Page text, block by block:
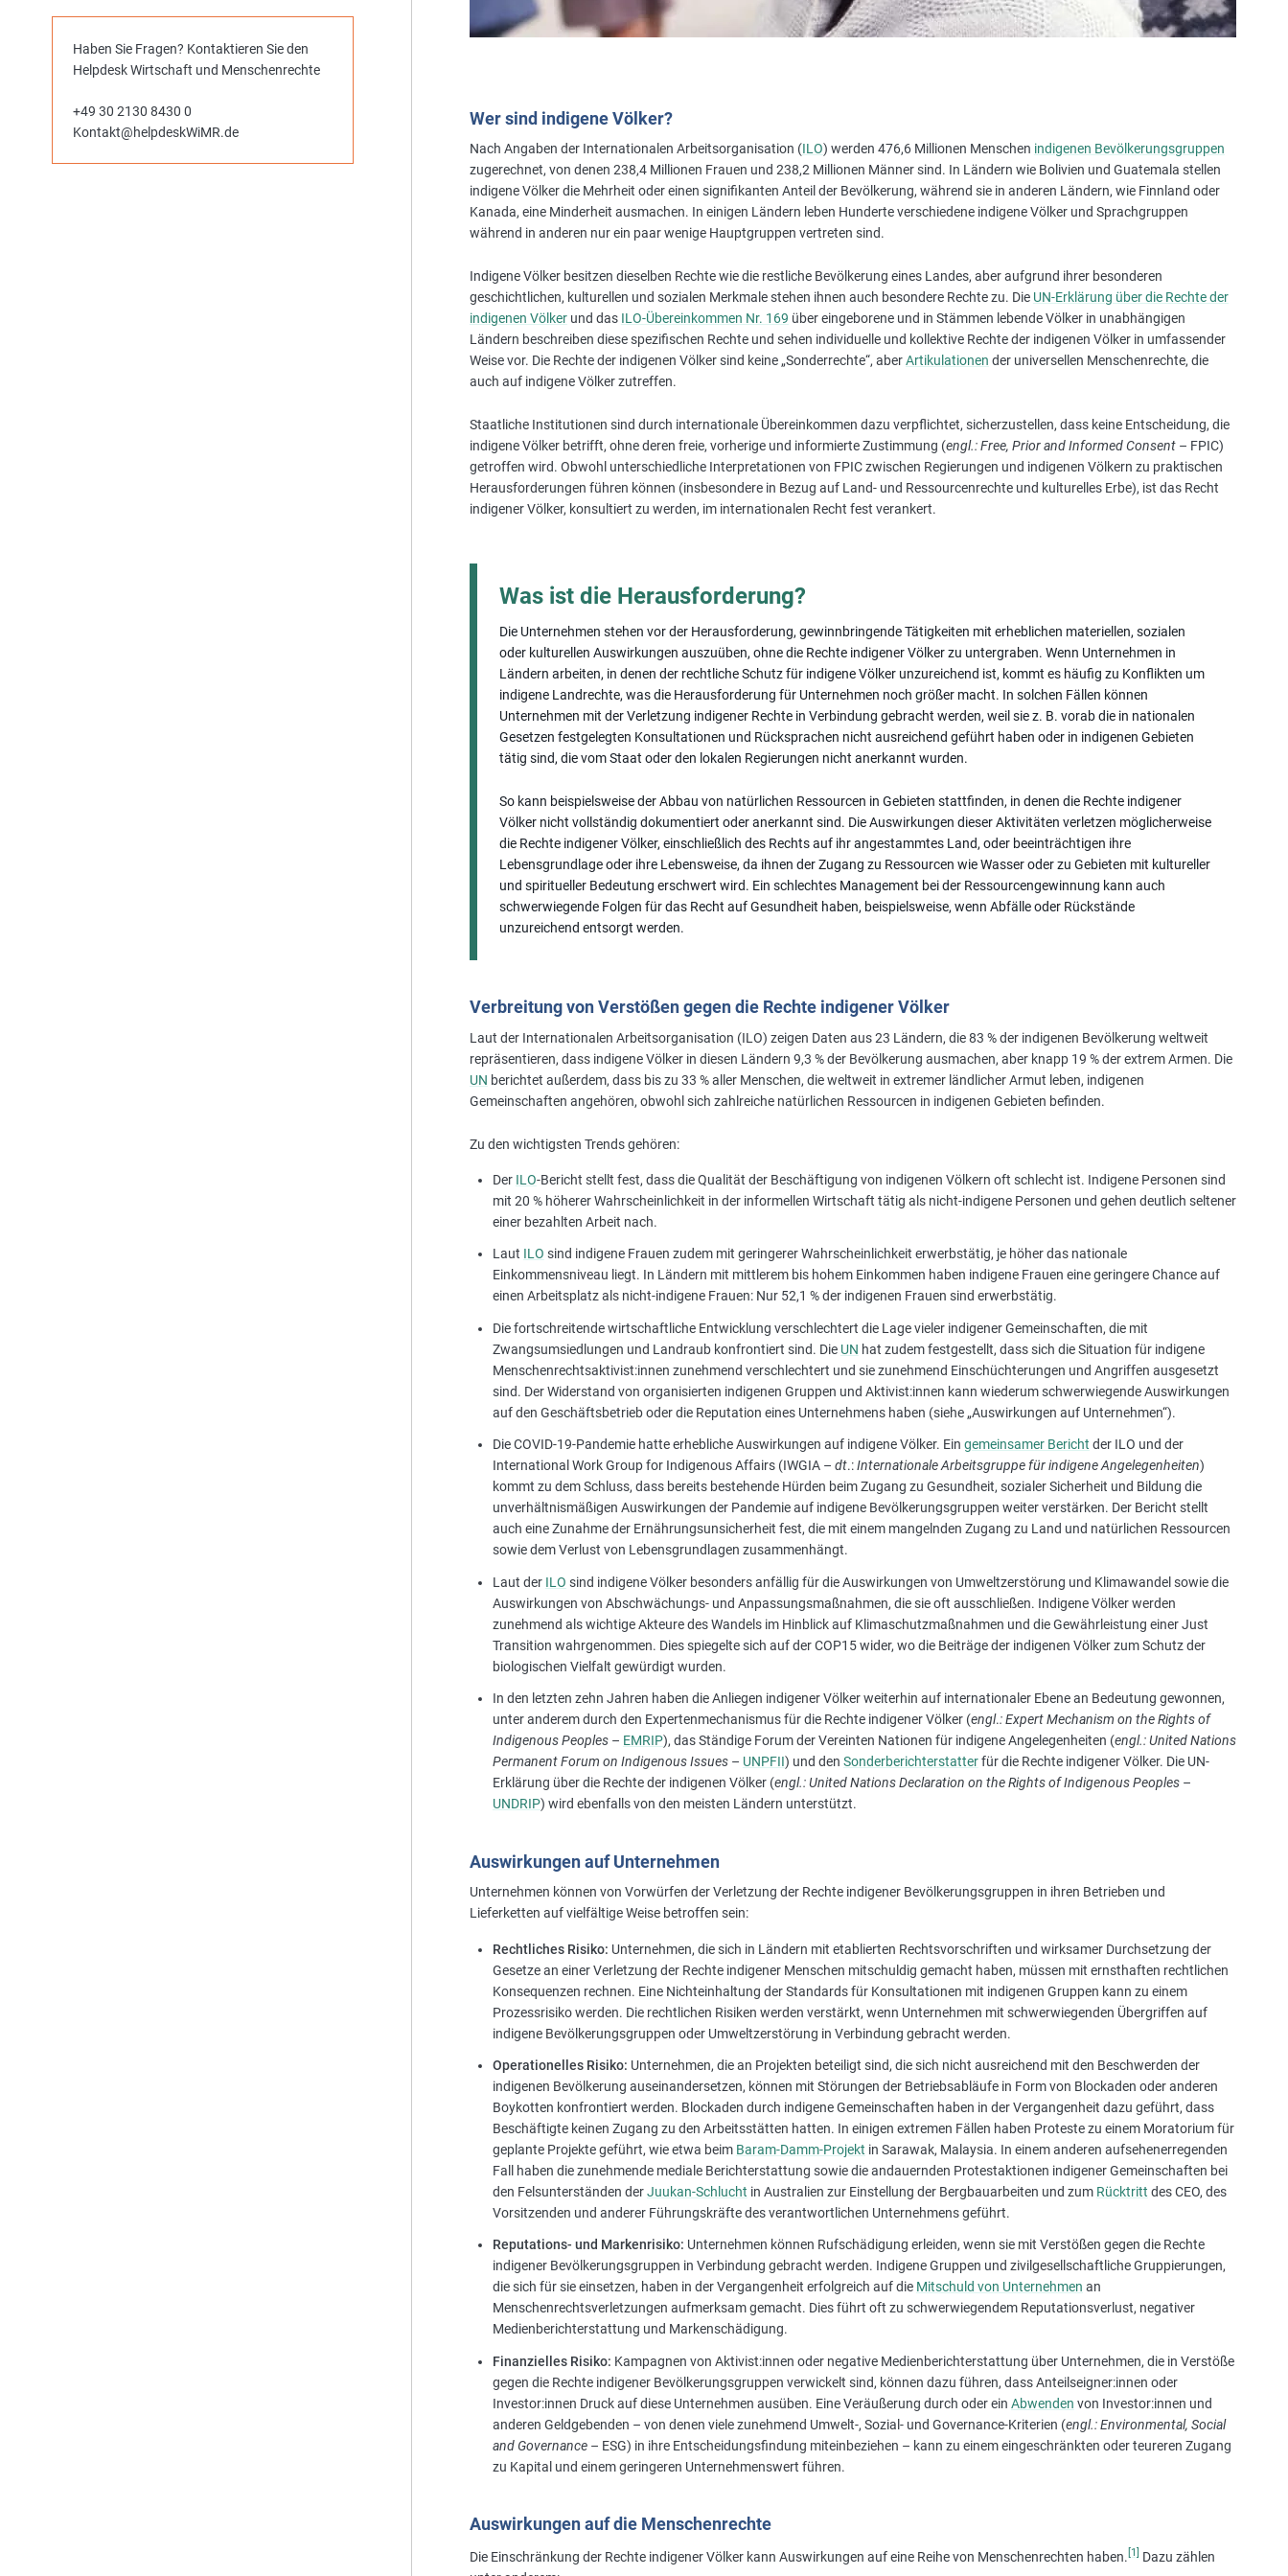
Haben Sie Fragen? Kontaktieren Sie den
Helpdesk Wirtschaft und Menschenrechte
+49 30 2130 8430 0
Kontakt@helpdeskWiMR.de
Wer sind indigene Völker?
Nach Angaben der Internationalen Arbeitsorganisation (ILO) werden 476,6 Millionen Menschen indigenen Bevölkerungsgruppen
zugerechnet, von denen 238,4 Millionen Frauen und 238,2 Millionen Männer sind. In Ländern wie Bolivien und Guatemala stellen
indigene Völker die Mehrheit oder einen signifikanten Anteil der Bevölkerung, während sie in anderen Ländern, wie Finnland oder
Kanada, eine Minderheit ausmachen. In einigen Ländern leben Hunderte verschiedene indigene Völker und Sprachgruppen
während in anderen nur ein paar wenige Hauptgruppen vertreten sind.
Indigene Völker besitzen dieselben Rechte wie die restliche Bevölkerung eines Landes, aber aufgrund ihrer besonderen
geschichtlichen, kulturellen und sozialen Merkmale stehen ihnen auch besondere Rechte zu. Die UN-Erklärung über die Rechte der
indigenen Völkerund das ILO-Übereinkommen Nr. 169 über eingeborene und in Stämmen lebende Völker in unabhängigen
Ländern beschreiben diese spezifischen Rechte und sehen individuelle und kollektive Rechte der indigenen Völker in umfassender
Weise vor. Die Rechte der indigenen Völker sind keine „Sonderrechte“, aberArtikulationen der universellen Menschenrechte, die
auch auf indigene Völker zutreffen.
Staatliche Institutionen sind durch internationale Übereinkommen dazu verpflichtet, sicherzustellen, dass keine Entscheidung, die
indigene Völker betrifft, ohne deren freie, vorherige und informierte Zustimmung (engl.: Free, Prior and Informed Consent– FPIC)
getroffen wird. Obwohl unterschiedliche Interpretationen von FPIC zwischen Regierungen und indigenen Völkern zu praktischen
Herausforderungen führen können (insbesondere in Bezug auf Land- und Ressourcenrechte und kulturelles Erbe), ist das Recht
indigener Völker, konsultiert zu werden, im internationalen Recht fest verankert.
Was ist die Herausforderung?
Die Unternehmen stehen vor der Herausforderung, gewinnbringende Tätigkeiten mit erheblichen materiellen, sozialen
oder kulturellen Auswirkungen auszuüben, ohne die Rechte indigener Völker zu untergraben. Wenn Unternehmen in
Ländern arbeiten, in denen der rechtliche Schutz für indigene Völker unzureichend ist, kommt es häufig zu Konflikten um
indigene Landrechte, was die Herausforderung für Unternehmen noch größer macht. In solchen Fällen können
Unternehmen mit der Verletzung indigener Rechte in Verbindung gebracht werden, weil sie z. B. vorab die in nationalen
Gesetzen festgelegten Konsultationen und Rücksprachen nicht ausreichend geführt haben oder in indigenen Gebieten
tätig sind, die vom Staat oder den lokalen Regierungen nicht anerkannt wurden.
So kann beispielsweise der Abbau von natürlichen Ressourcen in Gebieten stattfinden, in denen die Rechte indigener
Völker nicht vollständig dokumentiert oder anerkannt sind. Die Auswirkungen dieser Aktivitäten verletzen möglicherweise
die Rechte indigener Völker, einschließlich des Rechts auf ihr angestammtes Land, oder beeinträchtigen ihre
Lebensgrundlage oder ihre Lebensweise, da ihnen der Zugang zu Ressourcen wie Wasser oder zu Gebieten mit kultureller
und spiritueller Bedeutung erschwert wird. Ein schlechtes Management bei der Ressourcengewinnung kann auch
schwerwiegende Folgen für das Recht auf Gesundheit haben, beispielsweise, wenn Abfälle oder Rückstände
unzureichend entsorgt werden.
Verbreitung von Verstößen gegen die Rechte indigener Völker
Laut der Internationalen Arbeitsorganisation (ILO) zeigen Daten aus 23 Ländern, die 83 % der indigenen Bevölkerung weltweit
repräsentieren, dass indigene Völker in diesen Ländern 9,3 % der Bevölkerung ausmachen, aber knapp 19 % der extrem Armen. Die
UN berichtet außerdem, dass bis zu 33 % aller Menschen, die weltweit in extremer ländlicher Armut leben, indigenen
Gemeinschaften angehören, obwohl sich zahlreiche natürlichen Ressourcen in indigenen Gebieten befinden.
Zu den wichtigsten Trends gehören:
Der ILO-Bericht stellt fest, dass die Qualität der Beschäftigung von indigenen Völkern oft schlecht ist. Indigene Personen sind
mit 20 % höherer Wahrscheinlichkeit in der informellen Wirtschaft tätig als nicht-indigene Personen und gehen deutlich seltener
einer bezahlten Arbeit nach.
Laut ILO sind indigene Frauen zudem mit geringerer Wahrscheinlichkeit erwerbstätig, je höher das nationale
Einkommensniveau liegt. In Ländern mit mittlerem bis hohem Einkommen haben indigene Frauen eine geringere Chance auf
einen Arbeitsplatz als nicht-indigene Frauen: Nur 52,1 % der indigenen Frauen sind erwerbstätig.
Die fortschreitende wirtschaftliche Entwicklung verschlechtert die Lage vieler indigener Gemeinschaften, die mit
Zwangsumsiedlungen und Landraub konfrontiert sind. Die UN hat zudem festgestellt, dass sich die Situation für indigene
Menschenrechtsaktivist:innen zunehmend verschlechtert und sie zunehmend Einschüchterungen und Angriffen ausgesetzt
sind. Der Widerstand von organisierten indigenen Gruppen und Aktivist:innen kann wiederum schwerwiegende Auswirkungen
auf den Geschäftsbetrieb oder die Reputation eines Unternehmens haben (siehe „Auswirkungen auf Unternehmen“).
Die COVID-19-Pandemie hatte erhebliche Auswirkungen auf indigene Völker. Ein gemeinsamer Bericht der ILO und der
International Work Group for Indigenous Affairs (IWGIA – dt.:Internationale Arbeitsgruppe für indigene Angelegenheiten)
kommt zu dem Schluss, dass bereits bestehende Hürden beim Zugang zu Gesundheit, sozialer Sicherheit und Bildung die
unverhältnismäßigen Auswirkungen der Pandemie auf indigene Bevölkerungsgruppen weiter verstärken. Der Bericht stellt
auch eine Zunahme der Ernährungsunsicherheit fest, die mit einem mangelnden Zugang zu Land und natürlichen Ressourcen
sowie dem Verlust von Lebensgrundlagen zusammenhängt.
Laut der ILO sind indigene Völker besonders anfällig für die Auswirkungen von Umweltzerstörung und Klimawandel sowie die
Auswirkungen von Abschwächungs- und Anpassungsmaßnahmen, die sie oft ausschließen. Indigene Völker werden
zunehmend als wichtige Akteure des Wandels im Hinblick auf Klimaschutzmaßnahmen und die Gewährleistung einer Just
Transition wahrgenommen. Dies spiegelte sich auf der COP15 wider, wo die Beiträge der indigenen Völker zum Schutz der
biologischen Vielfalt gewürdigt wurden.
In den letzten zehn Jahren haben die Anliegen indigener Völker weiterhin auf internationaler Ebene an Bedeutung gewonnen,
unter anderem durch den Expertenmechanismus für die Rechte indigener Völker (engl.: Expert Mechanism on the Rights of
Indigenous Peoples – EMRIP), das Ständige Forum der Vereinten Nationen für indigene Angelegenheiten (engl.: United Nations
Permanent Forum on Indigenous Issues – UNPFII) und den Sonderberichterstatterfür die Rechte indigener Völker. Die UN-
Erklärung über die Rechte der indigenen Völker (engl.: United Nations Declaration on the Rights of Indigenous Peoples–
UNDRIP) wird ebenfalls von den meisten Ländern unterstützt.
Auswirkungen auf Unternehmen
Unternehmen können von Vorwürfen der Verletzung der Rechte indigener Bevölkerungsgruppen in ihren Betrieben und
Lieferketten auf vielfältige Weise betroffen sein:
Rechtliches Risiko: Unternehmen, die sich in Ländern mit etablierten Rechtsvorschriften und wirksamer Durchsetzung der
Gesetze an einer Verletzung der Rechte indigener Menschen mitschuldig gemacht haben, müssen mit ernsthaften rechtlichen
Konsequenzen rechnen. Eine Nichteinhaltung der Standards für Konsultationen mit indigenen Gruppen kann zu einem
Prozessrisiko werden. Die rechtlichen Risiken werden verstärkt, wenn Unternehmen mit schwerwiegenden Übergriffen auf
indigene Bevölkerungsgruppen oder Umweltzerstörung in Verbindung gebracht werden.
Operationelles Risiko: Unternehmen, die an Projekten beteiligt sind, die sich nicht ausreichend mit den Beschwerden der
indigenen Bevölkerung auseinandersetzen, können mit Störungen der Betriebsabläufe in Form von Blockaden oder anderen
Boykotten konfrontiert werden. Blockaden durch indigene Gemeinschaften haben in der Vergangenheit dazu geführt, dass
Beschäftigte keinen Zugang zu den Arbeitsstätten hatten. In einigen extremen Fällen haben Proteste zu einem Moratorium für
geplante Projekte geführt, wie etwa beim Baram-Damm-Projekt in Sarawak, Malaysia. In einem anderen aufsehenerregenden
Fall haben die zunehmende mediale Berichterstattung sowie die andauernden Protestaktionen indigener Gemeinschaften bei
den Felsunterständen derJuukan-Schlucht in Australien zur Einstellung der Bergbauarbeiten und zum Rücktritt des CEO, des
Vorsitzenden und anderer Führungskräfte des verantwortlichen Unternehmens geführt.
Reputations- und Markenrisiko: Unternehmen können Rufschädigung erleiden, wenn sie mit Verstößen gegen die Rechte
indigener Bevölkerungsgruppen in Verbindung gebracht werden. Indigene Gruppen und zivilgesellschaftliche Gruppierungen,
die sich für sie einsetzen, haben in der Vergangenheit erfolgreich auf die Mitschuld von Unternehmen an
Menschenrechtsverletzungen aufmerksam gemacht. Dies führt oft zu schwerwiegendem Reputationsverlust, negativer
Medienberichterstattung und Markenschädigung.
Finanzielles Risiko: Kampagnen von Aktivist:innen oder negative Medienberichterstattung über Unternehmen, die in Verstöße
gegen die Rechte indigener Bevölkerungsgruppen verwickelt sind, können dazu führen, dass Anteilseigner:innen oder
Investor:innen Druck auf diese Unternehmen ausüben. Eine Veräußerung durch oder ein Abwenden von Investor:innen und
anderen Geldgebenden – von denen viele zunehmend Umwelt-, Sozial- und Governance-Kriterien (engl.: Environmental, Social
and Governance – ESG) in ihre Entscheidungsfindung miteinbeziehen – kann zu einem eingeschränkten oder teureren Zugang
zu Kapital und einem geringeren Unternehmenswert führen.
Auswirkungen auf die Menschenrechte
Die Einschränkung der Rechte indigener Völker kann Auswirkungen auf eine Reihe von Menschenrechten haben.[1] Dazu zählen